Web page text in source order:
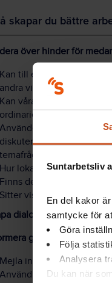
Suntarbetsliv
En del kakor
samtycke för
Göra
Följa
Analysera
Du kan när
skapar du bättre
över hinder för
Kan till exempel
andra viktiga möten för
Kan våra APT förläggas
ordinarie verksamhet?
Använder gruppen några
diskutera de ämnen som
temafrågor eller ”laget
Hur lokalen är utformad
Finns det plats för alla
Sitter vissa med ryggen
dialog under mötet
genom andra kanaler
Mejla informationen till
Använd en anslagstavla